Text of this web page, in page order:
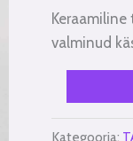
Keraamiline
valminud
Kategooria: